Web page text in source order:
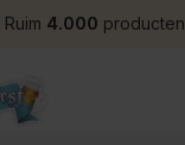
Ruim 4.000 producten